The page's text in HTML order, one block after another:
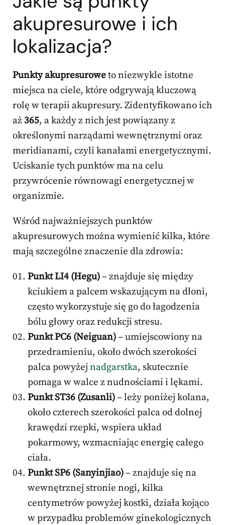
akupresurowe i ich
lokalizacja?
Punkty akupresuroweto niezwykle istotne
miejsca na ciele, które odgrywają kluczową
rolę w terapii akupresury. Zidentyfikowano ich
aż 365, a każdy z nich jest powiązany z
określonymi narządami wewnętrznymi oraz
meridianami, czyli kanałami energetycznymi.
Uciskanie tych punktów ma na celu
przywrócenie równowagi energetycznej w
organizmie.
Wśród najważniejszych punktów
akupresurowych można wymienić kilka, które
mają szczególne znaczenie dla zdrowia:
Punkt LI4 (Hegu)– znajduje się między
kciukiem a palcem wskazującym na dłoni,
często wykorzystuje się go do łagodzenia
bólu głowy oraz redukcji stresu.
Punkt PC6 (Neiguan)– umiejscowiony na
przedramieniu, około dwóch szerokości
palca powyżejnadgarstka, skutecznie
pomaga w walce z nudnościami i lękami.
Punkt ST36 (Zusanli)– leży poniżej kolana,
około czterech szerokości palca od dolnej
krawędzi rzepki, wspiera układ
pokarmowy, wzmacniając energię całego
ciała.
Punkt SP6 (Sanyinjiao)– znajduje się na
wewnętrznej stronie nogi, kilka
centymetrów powyżej kostki, działa kojąco
w przypadku problemów ginekologicznych